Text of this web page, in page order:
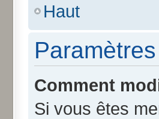
Haut
Comment
Si vous êtes